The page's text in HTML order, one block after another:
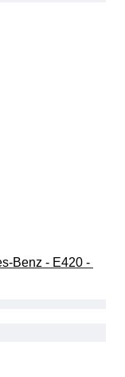
Benz - E420 -